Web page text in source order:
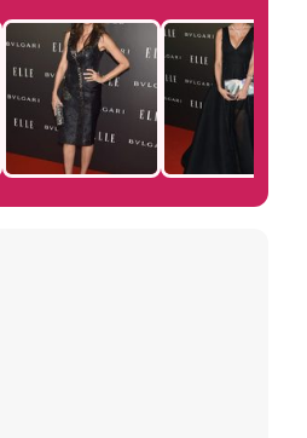
Manu Baqueiro: "Tuve como referente a Bruce Willis en 'Luz de Luna' para mi trabajo en la serie 'Perdiendo el juicio'"